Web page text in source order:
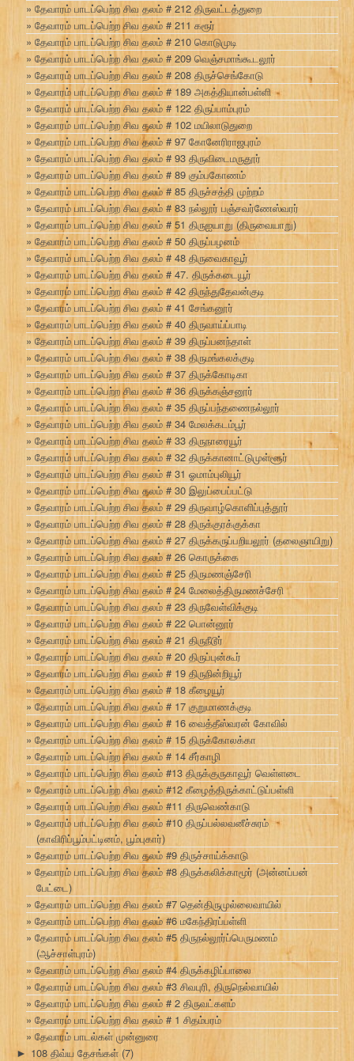
தேவாரம் பாடப்பெற்ற சிவ தலம் # 212 திருவட்டத்துறை
தேவாரம் பாடப்பெற்ற சிவ தலம் # 211 கரூர்
தேவாரம் பாடப்பெற்ற சிவ தலம் # 210 கொடுமுடி
தேவாரம் பாடப்பெற்ற சிவ தலம் # 209 வெஞ்சமாங்கூடலூர்
தேவாரம் பாடப்பெற்ற சிவ தலம் # 208 திருச்செங்கோடு
தேவாரம் பாடப்பெற்ற சிவ தலம் # 189 அகத்தியான்பள்ளி
தேவாரம் பாடப்பெற்ற சிவ தலம் # 122 திருப்பாம்புரம்
தேவாரம் பாடப்பெற்ற சிவ தலம் # 102 மயிலாடுதுறை
தேவாரம் பாடப்பெற்ற சிவ தலம் # 97 கோனேரிராஜபுரம்
தேவாரம் பாடப்பெற்ற சிவ தலம் # 93 திருவிடைமருதூர்
தேவாரம் பாடப்பெற்ற சிவ தலம் # 89 கும்பகோணம்
தேவாரம் பாடப்பெற்ற சிவ தலம் # 85 திருச்சத்தி முற்றம்
தேவாரம் பாடப்பெற்ற சிவ தலம் # 83 நல்லூர் பஞ்சவர்ணேஸ்வரர்
தேவாரம் பாடப்பெற்ற சிவ தலம் # 51 திருஐயாறு (திருவையாறு)
தேவாரம் பாடப்பெற்ற சிவ தலம் # 50 திருப்பழனம்
தேவாரம் பாடப்பெற்ற சிவ தலம் # 48 திருவைகாவூர்
தேவாரம் பாடப்பெற்ற சிவ தலம் # 47. திருக்கடையூர்
தேவாரம் பாடப்பெற்ற சிவ தலம் # 42 திருந்துதேவன்குடி
தேவாரம் பாடப்பெற்ற சிவ தலம் # 41 சேங்கனூர்
தேவாரம் பாடப்பெற்ற சிவ தலம் # 40 திருவாய்ப்பாடி
தேவாரம் பாடப்பெற்ற சிவ தலம் # 39 திருப்பனந்தாள்
தேவாரம் பாடப்பெற்ற சிவ தலம் # 38 திருமங்கலக்குடி
தேவாரம் பாடப்பெற்ற சிவ தலம் # 37 திருக்கோடிகா
தேவாரம் பாடப்பெற்ற சிவ தலம் # 36 திருக்கஞ்சனூர்
தேவாரம் பாடப்பெற்ற சிவ தலம் # 35 திருப்பந்தணைநல்லூர்
தேவாரம் பாடப்பெற்ற சிவ தலம் # 34 மேலக்கடம்பூர்
தேவாரம் பாடப்பெற்ற சிவ தலம் # 33 திருநாரையூர்
தேவாரம் பாடப்பெற்ற சிவ தலம் # 32 திருக்கானாட்டுமுள்ளூர்
தேவாரம் பாடப்பெற்ற சிவ தலம் # 31 ஓமாம்புலியூர்
தேவாரம் பாடப்பெற்ற சிவ தலம் # 30 இலுப்பைப்பட்டு
தேவாரம் பாடப்பெற்ற சிவ தலம் # 29 திருவாழ்கொளிப்புத்தூர்
தேவாரம் பாடப்பெற்ற சிவ தலம் # 28 திருக்குரக்குக்கா
தேவாரம் பாடப்பெற்ற சிவ தலம் # 27 திருக்கருப்பறியலூர் (தலைஞாயிறு)
தேவாரம் பாடப்பெற்ற சிவ தலம் # 26 கொருக்கை
தேவாரம் பாடப்பெற்ற சிவ தலம் # 25 திருமணஞ்சேரி
தேவாரம் பாடப்பெற்ற சிவ தலம் # 24 மேலைத்திருமணச்சேரி
தேவாரம் பாடப்பெற்ற சிவ தலம் # 23 திருவேள்விக்குடி
தேவாரம் பாடப்பெற்ற சிவ தலம் # 22 பொன்னூர்
தேவாரம் பாடப்பெற்ற சிவ தலம் # 21 திருநீடூர்
தேவாரம் பாடப்பெற்ற சிவ தலம் # 20 திருப்புன்கூர்
தேவாரம் பாடப்பெற்ற சிவ தலம் # 19 திருநின்றியூர்
தேவாரம் பாடப்பெற்ற சிவ தலம் # 18 கீழையூர்
தேவாரம் பாடப்பெற்ற சிவ தலம் # 17 குறுமாணக்குடி
தேவாரம் பாடப்பெற்ற சிவ தலம் # 16 வைத்தீஸ்வரன் கோவில்
தேவாரம் பாடப்பெற்ற சிவ தலம் # 15 திருக்கோலக்கா
தேவாரம் பாடப்பெற்ற சிவ தலம் # 14 சீர்காழி
தேவாரம் பாடப்பெற்ற சிவ தலம் #13 திருக்குருகாவூர் வெள்ளடை
தேவாரம் பாடப்பெற்ற சிவ தலம் #12 கீழைத்திருக்காட்டுப்பள்ளி
தேவாரம் பாடப்பெற்ற சிவ தலம் #11 திருவெண்காடு
தேவாரம் பாடப்பெற்ற சிவ தலம் #10 திருப்பல்லவனீச்சுரம்
(காவிரிப்பூம்பட்டினம், பூம்புகார்)
தேவாரம் பாடப்பெற்ற சிவ தலம் #9 திருச்சாய்க்காடு
தேவாரம் பாடப்பெற்ற சிவ தலம் #8 திருக்கலிக்காமூர் (அன்னப்பன்
பேட்டை)
தேவாரம் பாடப்பெற்ற சிவ தலம் #7 தென்திருமுல்லைவாயில்
தேவாரம் பாடப்பெற்ற சிவ தலம் #6 மகேந்திரப்பள்ளி
தேவாரம் பாடப்பெற்ற சிவ தலம் #5 திருநல்லூர்ப்பெருமணம்
(ஆச்சாள்புரம்)
தேவாரம் பாடப்பெற்ற சிவ தலம் #4 திருக்கழிப்பாலை
தேவாரம் பாடப்பெற்ற சிவ தலம் #3 சிவபுரி, திருநெல்வாயில்
தேவாரம் பாடப்பெற்ற சிவ தலம் # 2 திருவட்களம்
தேவாரம் பாடப்பெற்ற சிவ தலம் # 1 சிதம்பரம்
தேவாரம் பாடல்கள் முன்னுரை
► 108 திவ்ய தேசங்கள் (7)